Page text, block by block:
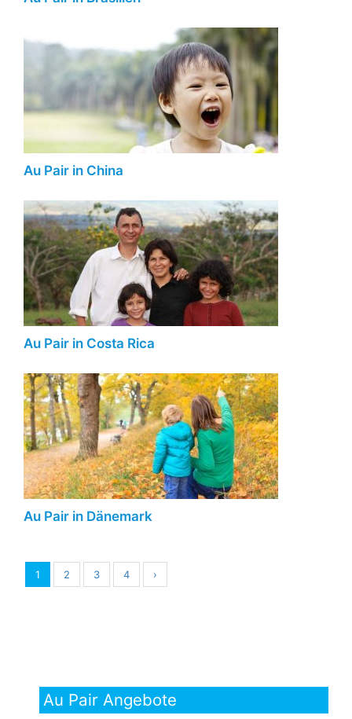
Au Pair in China
Au Pair in Costa Rica
Au Pair in Dänemark
1 2 3 4 ›
Au Pair Angebote